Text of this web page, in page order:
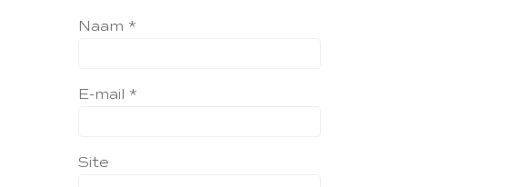
Naam *
E-mail *
Site